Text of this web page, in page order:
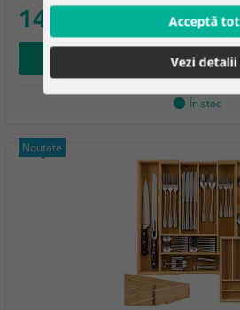
149.00 lei
Adăugare în coş
În stoc
Noutate
Acceptă tot
Vezi detalii